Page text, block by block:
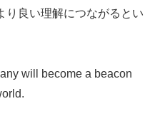
り良い理解につながるとい
will become a beacon